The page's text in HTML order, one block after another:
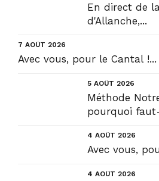
En direct de
d'Allanche,...
7 AOÛT 2026
Avec vous, pour le Cantal !...
5 AOÛT 2026
Méthode
pourquoi
4 AOÛT 2026
Avec vous,
4 AOÛT 2026